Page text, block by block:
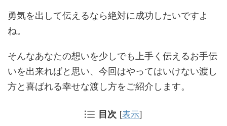
勇気を出して伝えるなら絶対に成功したいですよ
ね。
そんなあなたの想いを少しでも上手く伝えるお手伝
いを出来ればと思い、今回はやってはいけない渡し
方と喜ばれる幸せな渡し方をご紹介します。
目次 [表示]